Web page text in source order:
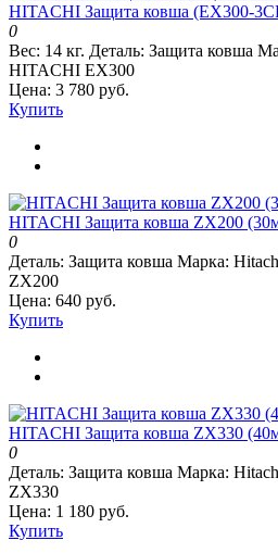
HITACHI Защита ковша (EX300-
0
Вес: 14 кг. Деталь: Защита ковша
HITACHI EX300
Цена: 3 780 руб.
Купить
HITACHI Защита ковша ZX200
0
Деталь: Защита ковша Марка:
ZX200
Цена: 640 руб.
Купить
HITACHI Защита ковша ZX330
0
Деталь: Защита ковша Марка:
ZX330
Цена: 1 180 руб.
Купить